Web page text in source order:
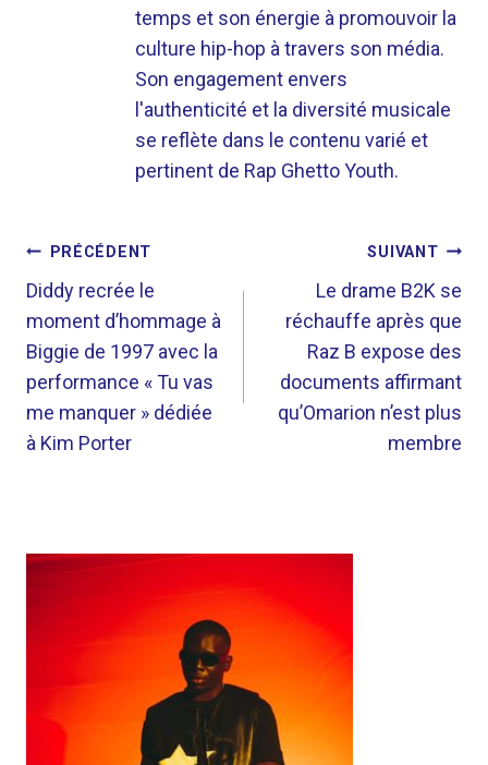
temps et son énergie à promouvoir la
culture hip-hop à travers son média.
Son engagement envers
l'authenticité et la diversité musicale
se reflète dans le contenu varié et
pertinent de Rap Ghetto Youth.
NAVIGATION
DE
L’ARTICLE
PRÉCÉDENT
Diddy recrée le
moment d’hommage à
Biggie de 1997 avec la
performance « Tu vas
me manquer » dédiée
à Kim Porter
SUIVANT
Le drame B2K se
réchauffe après que
Raz B expose des
documents affirmant
qu’Omarion n’est plus
membre